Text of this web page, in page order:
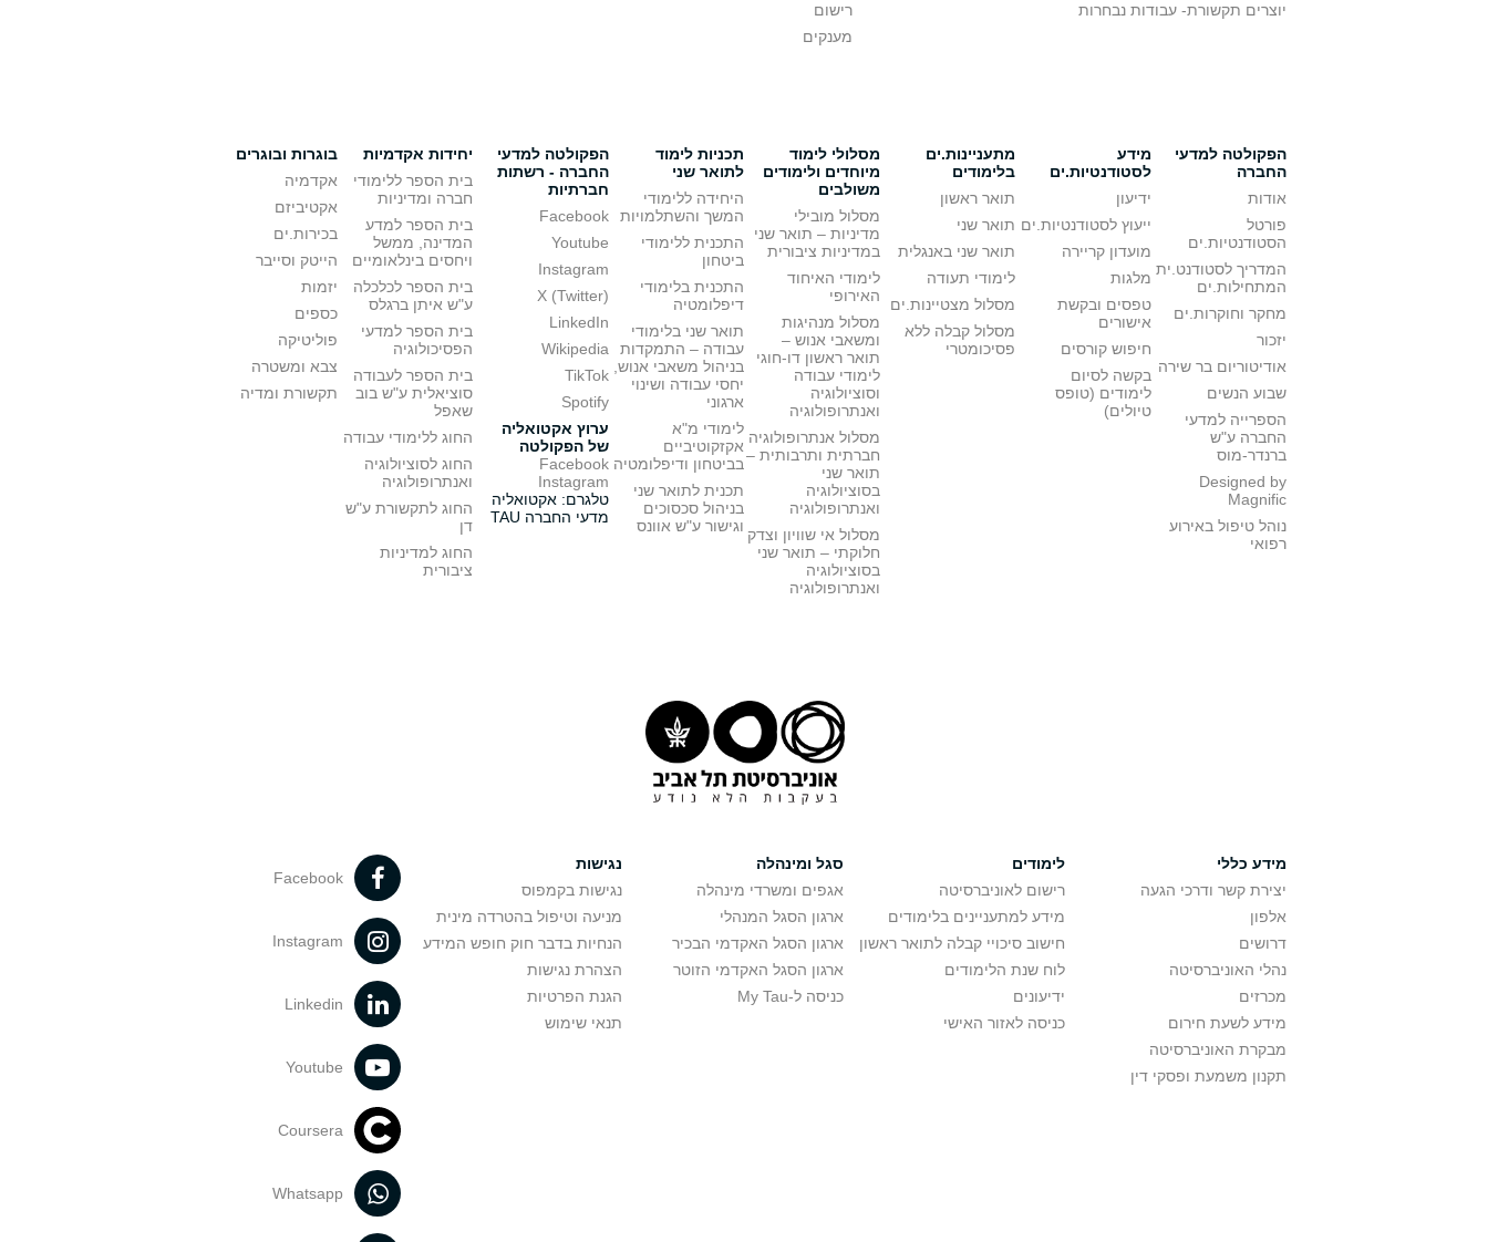
יוצרים תקשורת- עבודות נבחרות
רישום
מענקים
הפקולטה למדעי
החברה
אודות
פורטל
הסטודנטיות.ים
המדריך לסטודנט.ית
המתחילות.ים
מחקר וחוקרות.ים
יזכור
אודיטוריום בר שירה
שבוע הנשים
הספרייה למדעי
החברה ע"ש
ברנדר-מוס
Designed by
Magnific
נוהל טיפול באירוע
רפואי
מידע
לסטודנטיות.ים
ידיעון
ייעוץ לסטודנטיות.ים
מועדון קריירה
מלגות
טפסים ובקשת
אישורים
חיפוש קורסים
בקשה לסיום
לימודים (טופס
טיולים)
מתעניינות.ים
בלימודים
תואר ראשון
תואר שני
תואר שני באנגלית
לימודי תעודה
מסלול מצטיינות.ים
מסלול קבלה ללא
פסיכומטרי
מסלולי לימוד
מיוחדים ולימודים
משולבים
מסלול מובילי
מדיניות – תואר שני
במדיניות ציבורית
לימודי האיחוד
האירופי
מסלול מנהיגות
ומשאבי אנוש –
תואר ראשון דו-חוגי
לימודי עבודה
וסוציולוגיה
ואנתרופולוגיה
מסלול אנתרופולוגיה
חברתית ותרבותית –
תואר שני
בסוציולוגיה
ואנתרופולוגיה
מסלול אי שוויון וצדק
חלוקתי – תואר שני
בסוציולוגיה
ואנתרופולוגיה
תכניות לימוד
לתואר שני
היחידה ללימודי
המשך והשתלמויות
התכנית ללימודי
ביטחון
התכנית בלימודי
דיפלומטיה
תואר שני בלימודי
עבודה – התמקדות
בניהול משאבי אנוש,
יחסי עבודה ושינוי
ארגוני
לימודי מ"א
אקזקוטיביים
בביטחון ודיפלומטיה
תכנית לתואר שני
בניהול סכסוכים
וגישור ע"ש אוונס
הפקולטה למדעי
החברה - רשתות
חברתיות
Facebook
Youtube
Instagram
X (Twitter)
LinkedIn
Wikipedia
TikTok
Spotify
ערוץ אקטואליה
של הפקולטה
Facebook
Instagram
טלגרם: אקטואליה
מדעי החברה TAU
יחידות אקדמיות
בית הספר ללימודי
חברה ומדיניות
בית הספר למדע
המדינה, ממשל
ויחסים בינלאומיים
בית הספר לכלכלה
ע"ש איתן ברגלס
בית הספר למדעי
הפסיכולוגיה
בית הספר לעבודה
סוציאלית ע"ש בוב
שאפל
החוג ללימודי עבודה
החוג לסוציולוגיה
ואנתרופולוגיה
החוג לתקשורת ע"ש
דן
החוג למדיניות
ציבורית
בוגרות ובוגרים
אקדמיה
אקטיביזם
בכירות.ים
הייטק וסייבר
יזמות
כספים
פוליטיקה
צבא ומשטרה
תקשורת ומדיה
מידע כללי
יצירת קשר ודרכי הגעה
אלפון
דרושים
נהלי האוניברסיטה
מכרזים
מידע לשעת חירום
מבקרת האוניברסיטה
תקנון משמעת ופסקי דין
לימודים
רישום לאוניברסיטה
מידע למתעניינים בלימודים
חישוב סיכויי קבלה לתואר ראשון
לוח שנת הלימודים
ידיעונים
כניסה לאזור האישי
סגל ומינהלה
אגפים ומשרדי מינהלה
ארגון הסגל המנהלי
ארגון הסגל האקדמי הבכיר
ארגון הסגל האקדמי הזוטר
כניסה ל-My Tau
נגישות
נגישות בקמפוס
מניעה וטיפול בהטרדה מינית
הנחיות בדבר חוק חופש המידע
הצהרת נגישות
הגנת הפרטיות
תנאי שימוש
Facebook
Instagram
Linkedin
Youtube
Coursera
Whatsapp